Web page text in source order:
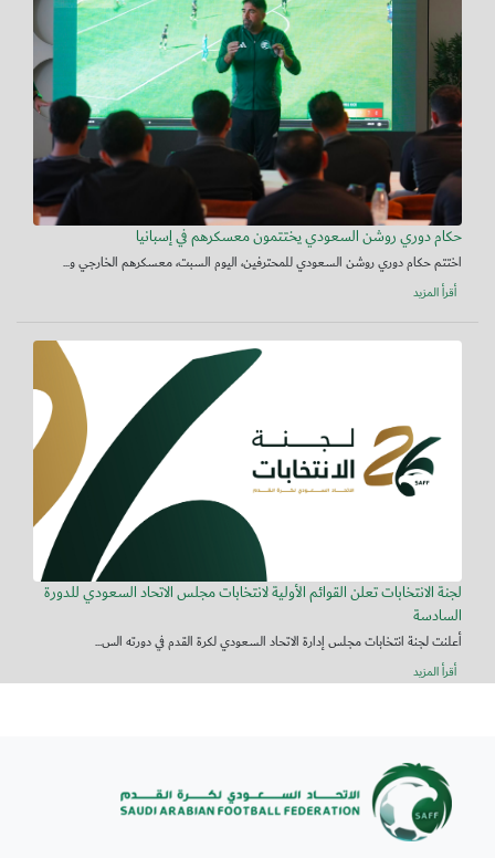
حكام دوري روشن السعودي يختتمون معسكرهم في إسبانيا
اختتم حكام دوري روشن السعودي للمحترفين، اليوم السبت، معسكرهم الخارجي و...
أقرأ المزيد
لجنة الانتخابات تعلن القوائم الأولية لانتخابات مجلس الاتحاد السعودي للدورة
السادسة
أعلنت لجنة انتخابات مجلس إدارة الاتحاد السعودي لكرة القدم في دورته الس...
أقرأ المزيد